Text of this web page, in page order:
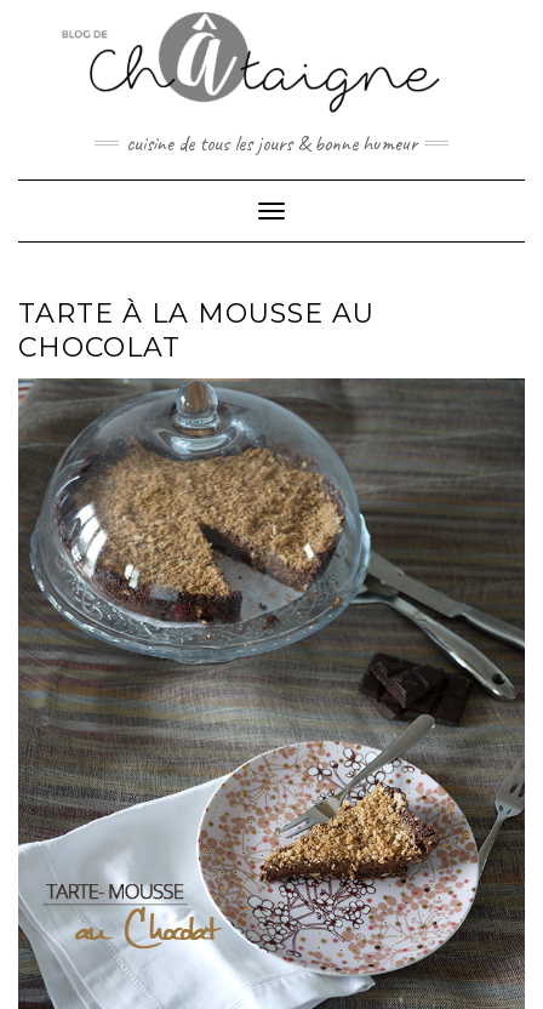
cuisine de tous les jours & bonne humeur
Toggle Navigation
TARTE À LA MOUSSE AU
CHOCOLAT